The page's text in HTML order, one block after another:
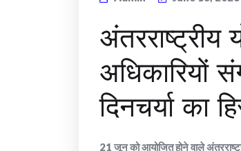
अधिकारियों
दिनचर्या का
21 जून को आयोजित होने वाले